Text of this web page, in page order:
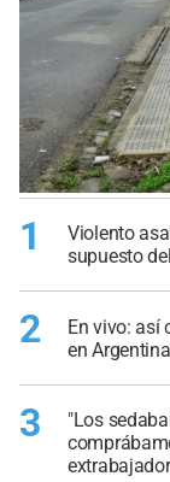
1
Violento
supuesto
2
En vivo: así
en Argentina
3
"Los